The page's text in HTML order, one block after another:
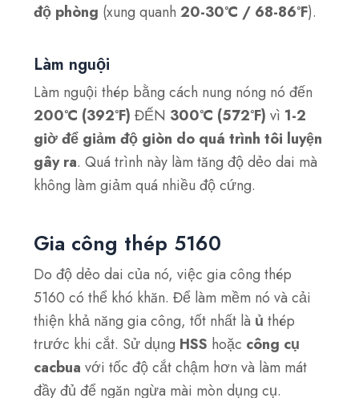
độ phòng (xung quanh20-30°C / 68-86°F).
Làm nguội
Làm nguội thép bằng cách nung nóng nó đến
200°C (392°F) ĐẾN 300°C (572°F) vì 1-2
giờ để giảm độ giòn do quá trình tôi luyện
gây ra. Quá trình này làm tăng độ dẻo dai mà
không làm giảm quá nhiều độ cứng.
Gia công thép 5160
Do độ dẻo dai của nó, việc gia công thép
5160 có thể khó khăn. Để làm mềm nó và cải
thiện khả năng gia công, tốt nhất là ủ thép
trước khi cắt. Sử dụng HSS hoặc công cụ
cacbua với tốc độ cắt chậm hơn và làm mát
đầy đủ để ngăn ngừa mài mòn dụng cụ.